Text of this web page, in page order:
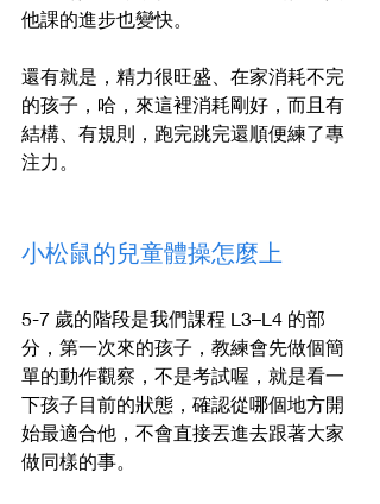
他課的進步也變快。
還有就是，精力很旺盛、在家消耗不完
的孩子，哈，來這裡消耗剛好，而且有
結構、有規則，跑完跳完還順便練了專
注力。
小松鼠的兒童體操怎麼上
5-7 歲的階段是我們課程 L3–L4 的部
分，第一次來的孩子，教練會先做個簡
單的動作觀察，不是考試喔，就是看一
下孩子目前的狀態，確認從哪個地方開
始最適合他，不會直接丟進去跟著大家
做同樣的事。